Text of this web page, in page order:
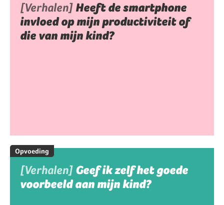
[Verhalen] Heeft de smartphone
invloed op mijn productiviteit of
die van mijn kind?
Opvoeding
[Verhalen] Geef ik zelf het goede
voorbeeld aan mijn kind?